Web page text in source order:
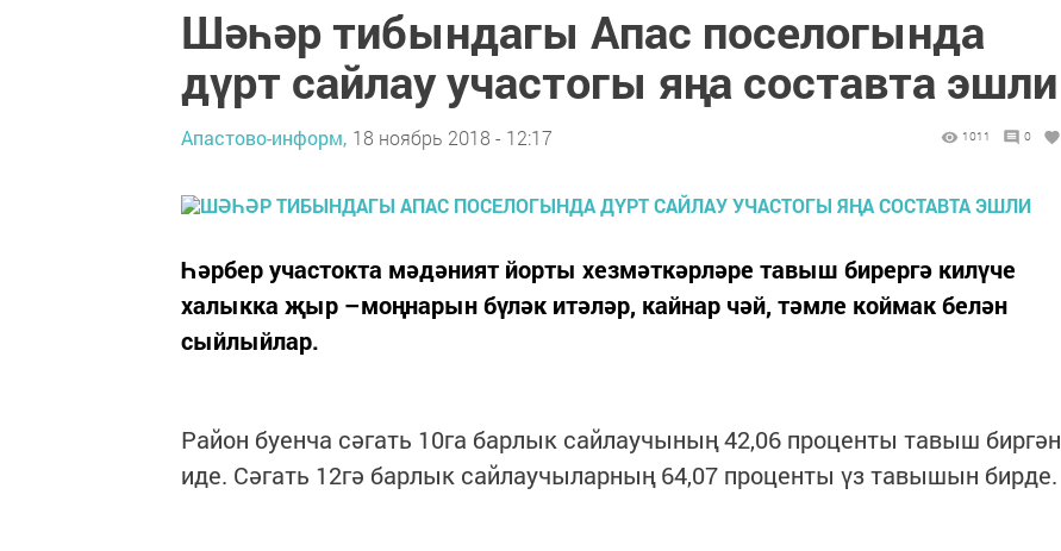
Шәһәр тибындагы Апас поселогында
дүрт сайлау участогы яңа составта эшли
Апастово-информ, 18 ноябрь 2018 - 12:17 1011 0
Һәрбер участокта мәдәният йорты хезмәткәрләре тавыш бирергә килүче
халыкка җыр –моңнарын бүләк итәләр, кайнар чәй, тәмле коймак белән
сыйлыйлар.
Район буенча сәгать 10га барлык сайлаучының 42,06 проценты тавыш биргән
иде. Сәгать 12гә барлык сайлаучыларның 64,07 проценты үз тавышын бирде.